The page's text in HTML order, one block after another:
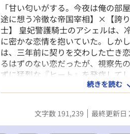
「甘い匂いがする。今夜は俺の部
途に想う冷徹な帝国宰相】×【誇
士】 皇妃警護騎士のアシェルは、
に密かな恋情を抱いていた。しか
は、三年前に契りを交わした亡き
るはずのない恋だったが、視察先
ずに猛烈な『ヒート』を発症して
われ現れたルシアンは、部下の体
言い放ち、アシェルを寝台へ押し
き、ルシアンの凶暴な熱に蕩かさ
あの方の綺麗な心を汚さない」と
続きを読む
文字数 191,239 最終更新日